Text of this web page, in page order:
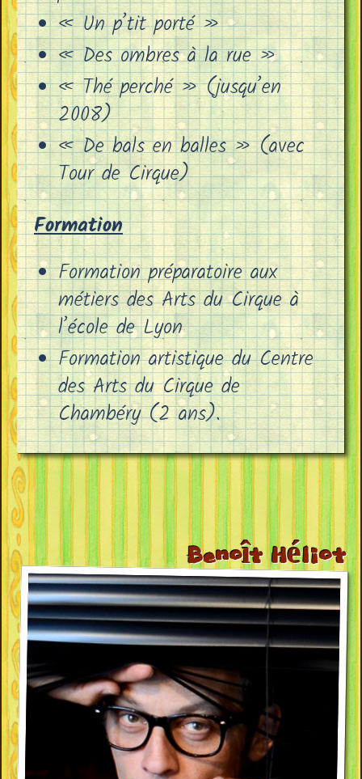
« Un p’tit porté »
« Des ombres à la rue »
« Thé perché » (jusqu’en
2008)
« De bals en balles » (avec
Tour de Cirque)
Formation
Formation préparatoire aux
métiers des Arts du Cirque à
l’école de Lyon
Formation artistique du Centre
des Arts du Cirque de
Chambéry (2 ans).
Benoît Héliot